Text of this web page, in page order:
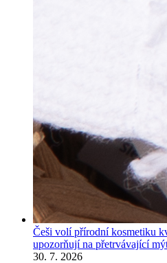
Češi volí přírodní kosmetiku
upozorňují na přetrvávající
30. 7. 2026